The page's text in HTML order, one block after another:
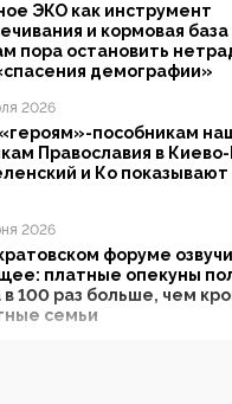
ЭКО как инструмент
и кормовая
пора остановить
демографии»
2026
пособникам
Православия в
и Ко показывают
2026
форуме
платные опекуны
100 раз больше, чем
семьи